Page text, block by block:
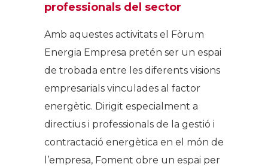
professionals del sector
Amb aquestes activitats el Fòrum
Energia Empresa pretén ser un espai
de trobada entre les diferents visions
empresarials vinculades al factor
energètic. Dirigit especialment a
directius i professionals de la gestió i
contractació energètica en el món de
l’empresa, Foment obre un espai per